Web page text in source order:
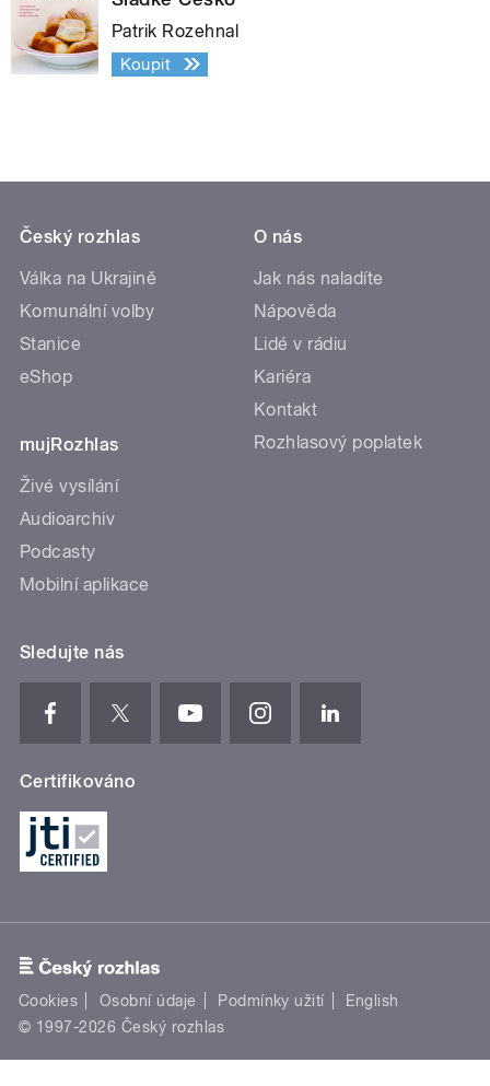
Patrik Rozehnal
Koupit
Český rozhlas
Válka na Ukrajině
Komunální volby
Stanice
eShop
mujRozhlas
Živé vysílání
Audioarchiv
Podcasty
Mobilní aplikace
O nás
Jak nás naladíte
Nápověda
Lidé v rádiu
Kariéra
Kontakt
Rozhlasový poplatek
Sledujte nás
Certifikováno
Cookies Osobní údaje Podmínky užití
English
© 1997-2026 Český rozhlas